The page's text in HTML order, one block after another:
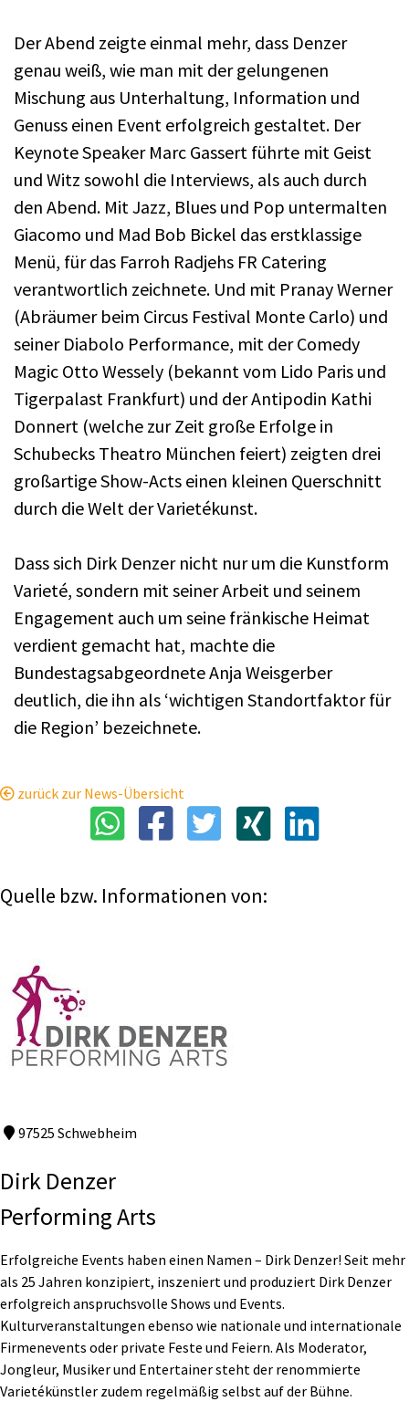
Der Abend zeigte einmal mehr, dass Denzer
genau weiß, wie man mit der gelungenen
Mischung aus Unterhaltung, Information und
Genuss einen Event erfolgreich gestaltet. Der
Keynote Speaker Marc Gassert führte mit Geist
und Witz sowohl die Interviews, als auch durch
den Abend. Mit Jazz, Blues und Pop untermalten
Giacomo und Mad Bob Bickel das erstklassige
Menü, für das Farroh Radjehs FR Catering
verantwortlich zeichnete. Und mit Pranay Werner
(Abräumer beim Circus Festival Monte Carlo) und
seiner Diabolo Performance, mit der Comedy
Magic Otto Wessely (bekannt vom Lido Paris und
Tigerpalast Frankfurt) und der Antipodin Kathi
Donnert (welche zur Zeit große Erfolge in
Schubecks Theatro München feiert) zeigten drei
großartige Show-Acts einen kleinen Querschnitt
durch die Welt der Varietékunst.
Dass sich Dirk Denzer nicht nur um die Kunstform
Varieté, sondern mit seiner Arbeit und seinem
Engagement auch um seine fränkische Heimat
verdient gemacht hat, machte die
Bundestagsabgeordnete Anja Weisgerber
deutlich, die ihn als ‘wichtigen Standortfaktor für
die Region’ bezeichnete.
zurück zur News-Übersicht
Quelle bzw. Informationen von:
97525 Schwebheim
Dirk Denzer
Performing Arts
Erfolgreiche Events haben einen Namen – Dirk Denzer! Seit mehr
als 25 Jahren konzipiert, inszeniert und produziert Dirk Denzer
erfolgreich anspruchsvolle Shows und Events.
Kulturveranstaltungen ebenso wie nationale und internationale
Firmenevents oder private Feste und Feiern. Als Moderator,
Jongleur, Musiker und Entertainer steht der renommierte
Varietékünstler zudem regelmäßig selbst auf der Bühne.